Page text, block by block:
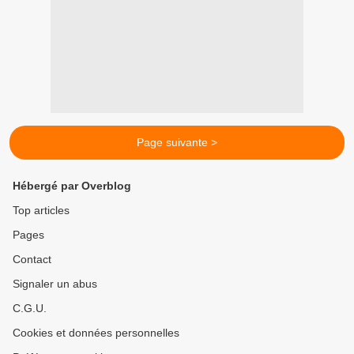
Page suivante >
Hébergé par Overblog
Top articles
Pages
Contact
Signaler un abus
C.G.U.
Cookies et données personnelles